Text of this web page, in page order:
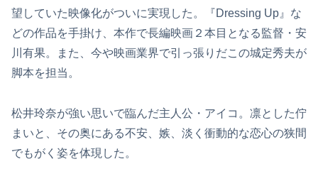
望していた映像化がついに実現した。『Dressing Up』な
どの作品を手掛け、本作で長編映画２本目となる監督・安
川有果。また、今や映画業界で引っ張りだこの城定秀夫が
脚本を担当。
松井玲奈が強い思いで臨んだ主人公・アイコ。凛とした佇
まいと、その奥にある不安、嫉、淡く衝動的な恋心の狭間
でもがく姿を体現した。